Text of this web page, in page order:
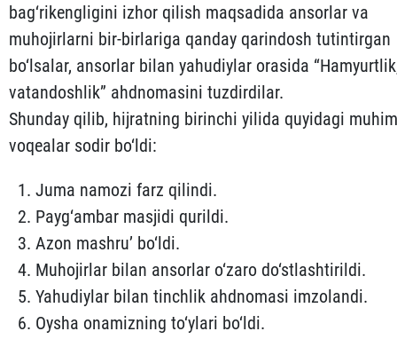
bag‘rikengli­gini izhor qilish maqsadida ansorlar va
muhojirlarni bir-bir­lariga qanday qarindosh tutintirgan
bo‘lsalar, ansorlar bi­lan yahudiylar orasida
vatandoshlik” ahdnomasini tuzdirdilar.
Shunday qilib, hijratning birinchi yilida quyidagi muhim
voqealar sodir bo‘ldi:
Juma namozi farz qilindi.
Payg‘ambar masjidi qurildi.
Azon mashru’ bo‘ldi.
Muhojirlar bilan ansorlar o‘zaro do‘stlashtirildi.
Yahudiylar bilan tinchlik ahdnomasi imzolandi.
Oysha onamizning to‘ylari bo‘ldi.